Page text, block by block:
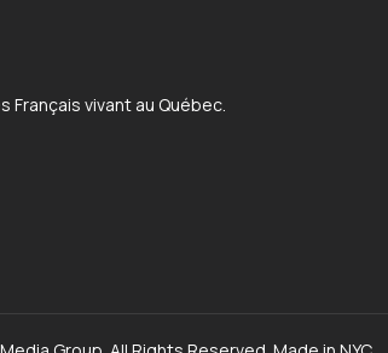
vivant au Québec.